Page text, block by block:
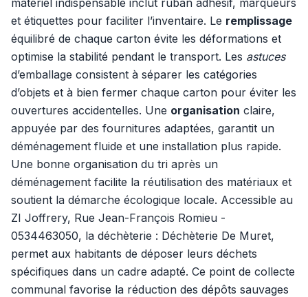
matériel indispensable inclut ruban adhésif, marqueurs
et étiquettes pour faciliter l’inventaire. Le remplissage
équilibré de chaque carton évite les déformations et
optimise la stabilité pendant le transport. Les astuces
d’emballage consistent à séparer les catégories
d’objets et à bien fermer chaque carton pour éviter les
ouvertures accidentelles. Une organisation claire,
appuyée par des fournitures adaptées, garantit un
déménagement fluide et une installation plus rapide.
Une bonne organisation du tri après un
déménagement facilite la réutilisation des matériaux et
soutient la démarche écologique locale. Accessible au
ZI Joffrery, Rue Jean-François Romieu -
0534463050, la déchèterie : Déchèterie De Muret,
permet aux habitants de déposer leurs déchets
spécifiques dans un cadre adapté. Ce point de collecte
communal favorise la réduction des dépôts sauvages